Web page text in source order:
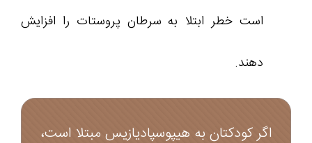
است خطر ابتلا به سرطان پروستات را افزایش
دهند.
اگر کودکتان به هیپوسپادیازیس مبتلا است،